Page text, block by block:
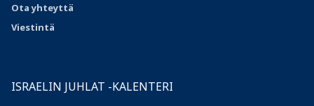
Otayhteyttä
Viestintä
ISRAELIN JUHLAT -KALENTERI